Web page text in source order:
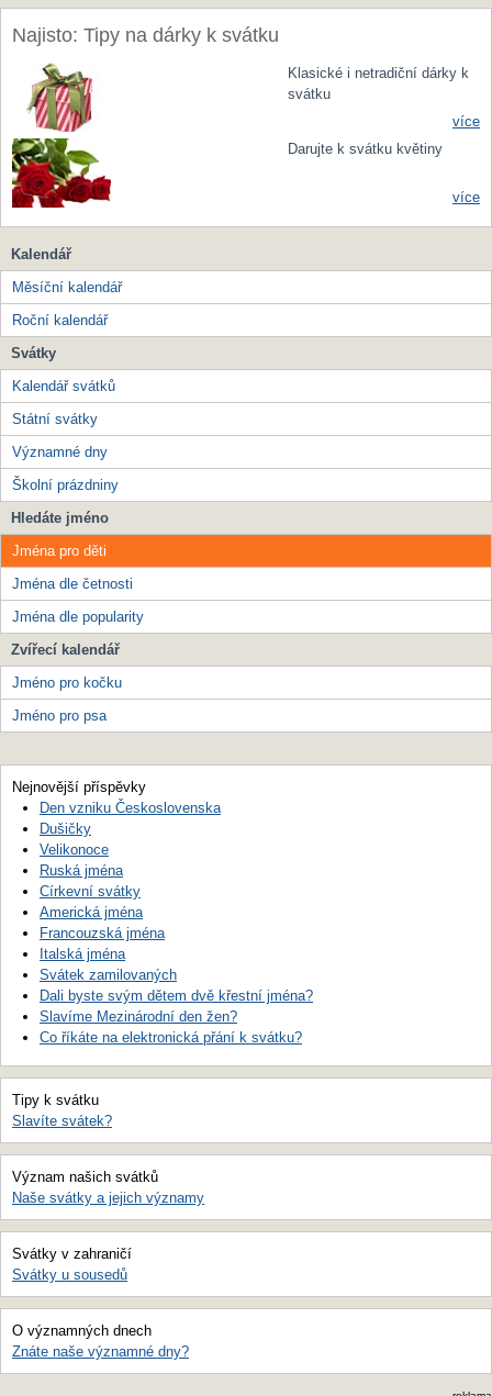
Najisto: Tipy na dárky k svátku
Klasické i netradiční dárky k
svátku
více
Darujte k svátku květiny
více
Kalendář
Měsíční kalendář
Roční kalendář
Svátky
Kalendář svátků
Státní svátky
Významné dny
Školní prázdniny
Hledáte jméno
Jména pro děti
Jména dle četnosti
Jména dle popularity
Zvířecí kalendář
Jméno pro kočku
Jméno pro psa
Nejnovější příspěvky
Den vzniku Československa
Dušičky
Velikonoce
Ruská jména
Církevní svátky
Americká jména
Francouzská jména
Italská jména
Svátek zamilovaných
Dali byste svým dětem dvě křestní jména?
Slavíme Mezinárodní den žen?
Co říkáte na elektronická přání k svátku?
Tipy k svátku
Slavíte svátek?
Význam našich svátků
Naše svátky a jejich významy
Svátky v zahraničí
Svátky u sousedů
O významných dnech
Znáte naše významné dny?